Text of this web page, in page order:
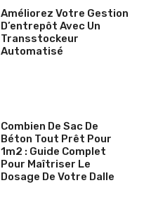
Améliorez Votre Gestion
D’entrepôt Avec Un
Transstockeur
Automatisé
Combien De Sac De
Béton Tout Prêt Pour
1m2 : Guide Complet
Pour Maîtriser Le
Dosage De Votre Dalle